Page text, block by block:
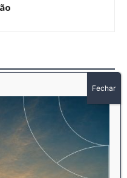
MARTINS DE CAMARGO
agosto de 2026
Edital – Ofício nº 470 /2026
SCHONHOLZER
agosto de 2026